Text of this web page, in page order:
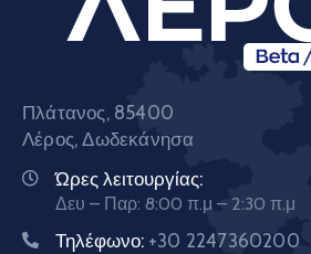
Πλάτανος, 85400
Λέρος, Δωδεκάνησα
Ώρες λειτουργίας:
Δευ – Παρ: 8:00 π.μ – 2:30 π.μ
Τηλέφωνο: +30 2247360200